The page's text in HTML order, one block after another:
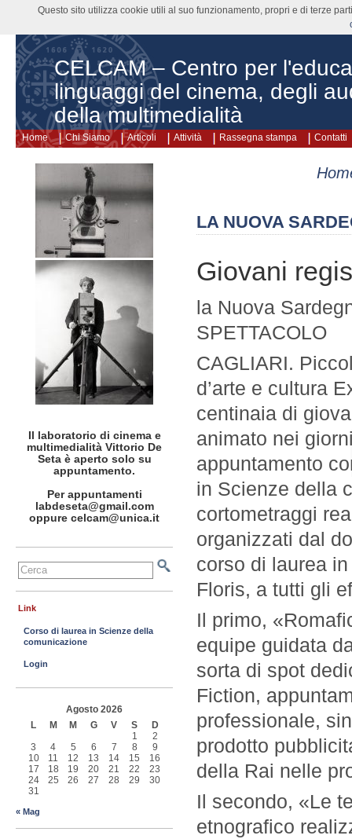
CELCAM – Centro per
linguaggi del cinema, degli
della multimedialità
Home Chi Siamo Articoli Attività Rassegna stampa Contatti
LA NUOVA
Giovani
la Nuova
SPETTACOLO
CAGLIARI.
d’arte e cultura
centinaia di
animato nei
appuntamento
in Scienze della
cortometraggi
organizzati dal
corso di laurea
Floris, a tutti gli
Il primo,
equipe guidata
sorta di spot
Fiction,
professionale,
prodotto
della Rai nelle
Il secondo, «Le
etnografico
Il laboratorio di cinema e
multimedialità Vittorio De
Seta è aperto solo su
appuntamento.
Per appuntamenti
labdeseta@gmail.com
oppure celcam@unica.it
Link
Corso di laurea in Scienze della
comunicazione
Login
Agosto 2026
L
M M G V S
D
1
2
3
4 5 6 7 8
9
10
11 12 13 14 15
16
17
18 19 20 21 22
23
24
25 26 27 28 29
30
31
« Mag
Questo sito utilizza cookie utili al suo funzionamento, propri e di terze